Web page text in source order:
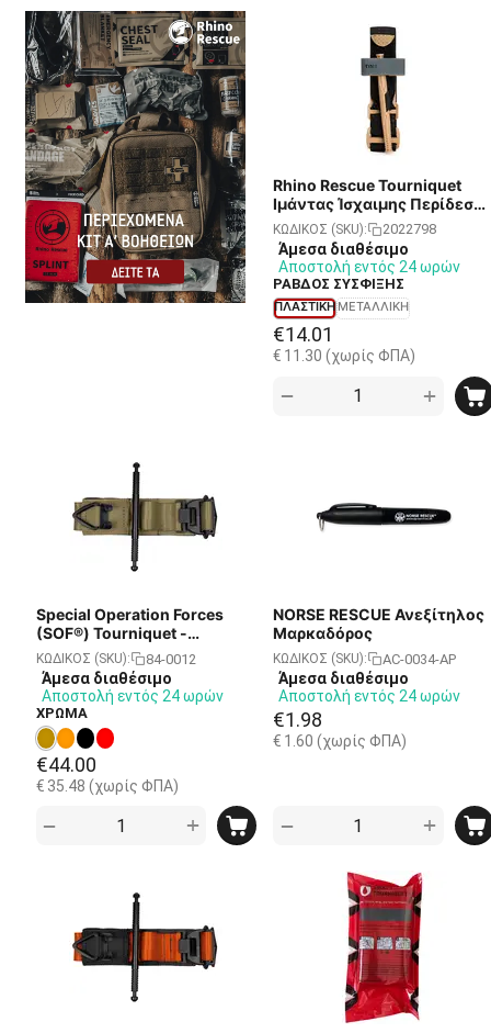
Rhino Rescue Tourniquet
Ιμάντας Ίσχαιμης Περίδεσης
- Πλαστική Ράβδος
Σύσφιξης
ΚΩΔΙΚΟΣ (SKU): 2022798
Άμεσα διαθέσιμο
Αποστολή εντός 24 ωρών
ΡΑΒΔΟΣ ΣΥΣΦΙΞΗΣ
ΠΛΑΣΤΙΚΗ ΜΕΤΑΛΛΙΚΗ
€14.01
€ 11.30 (χωρίς ΦΠΑ)
+
−
Special Operation Forces
(SOF®) Tourniquet -
Generation 5 - Ιμάντας
Ίσχαιμης Περίδεσης - TAN
ΚΩΔΙΚΟΣ (SKU): 84-0012
Άμεσα διαθέσιμο
Αποστολή εντός 24 ωρών
ΧΡΩΜΑ
€44.00
€ 35.48 (χωρίς ΦΠΑ)
+
−
NORSE RESCUE Ανεξίτηλος
Μαρκαδόρος
ΚΩΔΙΚΟΣ (SKU): AC-0034-AP
Άμεσα διαθέσιμο
Αποστολή εντός 24 ωρών
€1.98
€ 1.60 (χωρίς ΦΠΑ)
+
−